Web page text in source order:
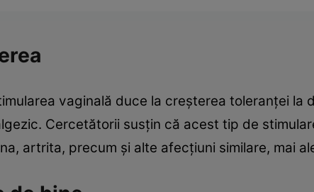
vaginală duce la creşterea toleranţei la
Cercetătorii susţin că acest tip de
artrita, precum şi alte afecţiuni similare, mai